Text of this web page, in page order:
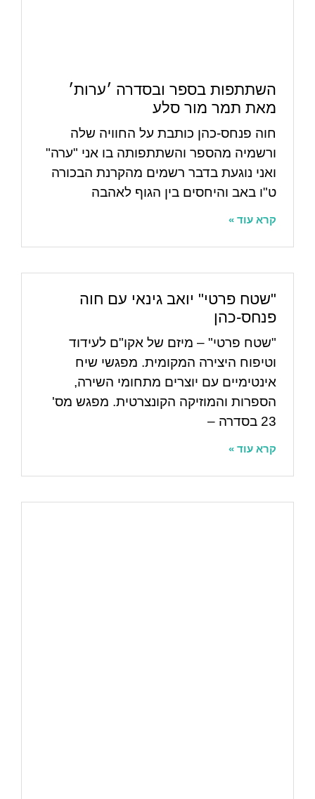
השתתפות בספר ובסדרה ׳ערות׳
מאת תמר מור סלע
חוה פנחס-כהן כותבת על החוויה שלה
ורשמיה מהספר והשתתפותה בו אני "ערה"
ואני נוגעת בדבר רשמים מהקרנת הבכורה
ט"ו באב והיחסים בין הגוף לאהבה
קרא עוד »
"שטח פרטי" יואב גינאי עם חוה
פנחס-כהן
"שטח פרטי" – מיזם של אקו"ם לעידוד
וטיפוח היצירה המקומית. מפגשי שיח
אינטימיים עם יוצרים מתחומי השירה,
הספרות והמוזיקה הקונצרטית. מפגש מס'
23 בסדרה –
קרא עוד »